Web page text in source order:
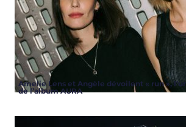
Amelie Lens et Angèle dévoilent « run »,
de l’album AURA